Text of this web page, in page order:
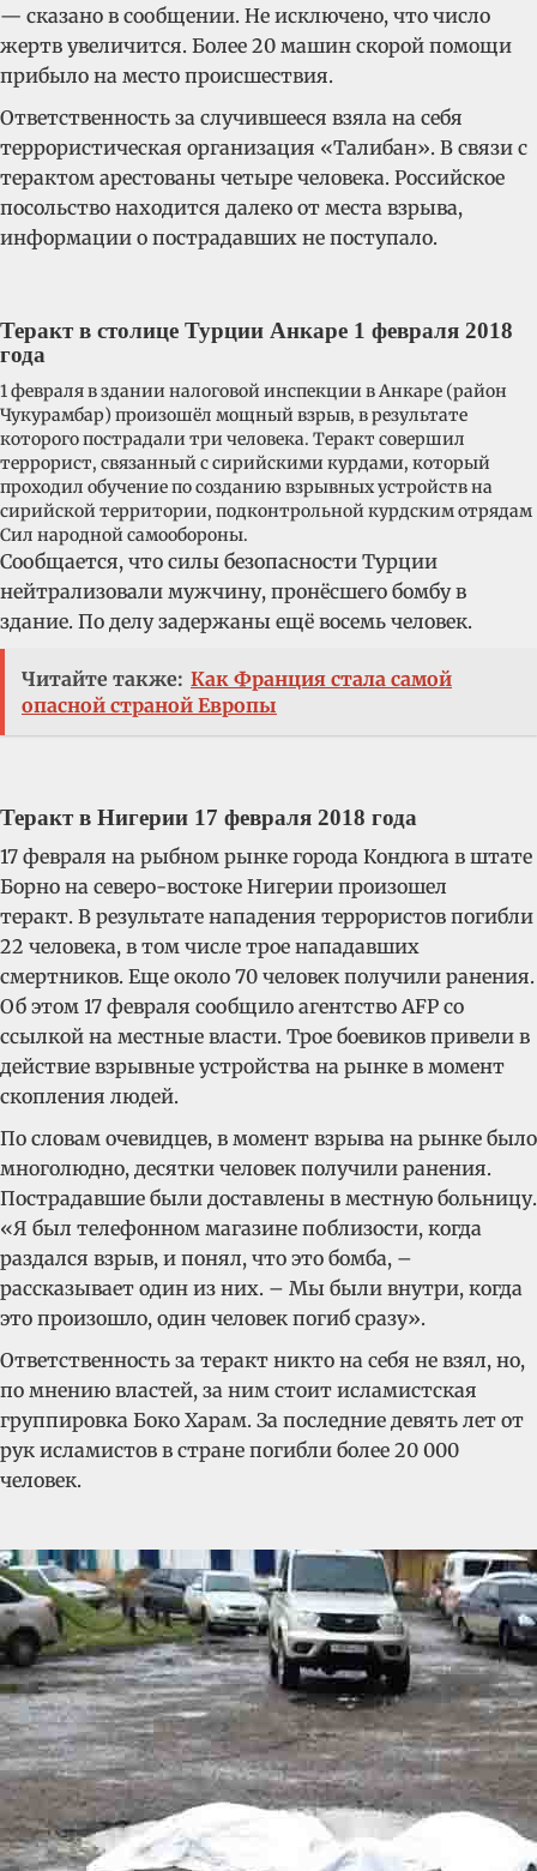
— сказано в сообщении. Не исключено, что число
жертв увеличится. Более 20 машин скорой помощи
прибыло на место происшествия.
Ответственность за случившееся взяла на себя
террористическая организация «Талибан». В связи с
терактом арестованы четыре человека. Российское
посольство находится далеко от места взрыва,
информации о пострадавших не поступало.
Теракт в столице Турции Анкаре 1 февраля 2018
года
1 февраля в здании налоговой инспекции в Анкаре (район
Чукурамбар) произошёл мощный взрыв, в результате
которого пострадали три человека. Теракт совершил
террорист, связанный с сирийскими курдами, который
проходил обучение по созданию взрывных устройств на
сирийской территории, подконтрольной курдским отрядам
Сил народной самообороны.
Сообщается, что силы безопасности Турции
нейтрализовали мужчину, пронёсшего бомбу в
здание. По делу задержаны ещё восемь человек.
Читайте также: Как Франция стала самой
опасной страной Европы
Теракт в Нигерии 17 февраля 2018 года
17 февраля на рыбном рынке города Кондюга в штате
Борно на северо-востоке Нигерии произошел
теракт. В результате нападения террористов погибли
22 человека, в том числе трое нападавших
смертников. Еще около 70 человек получили ранения.
Об этом 17 февраля сообщило агентство AFP со
ссылкой на местные власти. Трое боевиков привели в
действие взрывные устройства на рынке в момент
скопления людей.
По словам очевидцев, в момент взрыва на рынке было
многолюдно, десятки человек получили ранения.
Пострадавшие были доставлены в местную больницу.
«Я был телефонном магазине поблизости, когда
раздался взрыв, и понял, что это бомба, –
рассказывает один из них. – Мы были внутри, когда
это произошло, один человек погиб сразу».
Ответственность за теракт никто на себя не взял, но,
по мнению властей, за ним стоит исламистская
группировка Боко Харам. За последние девять лет от
рук исламистов в стране погибли более 20 000
человек.